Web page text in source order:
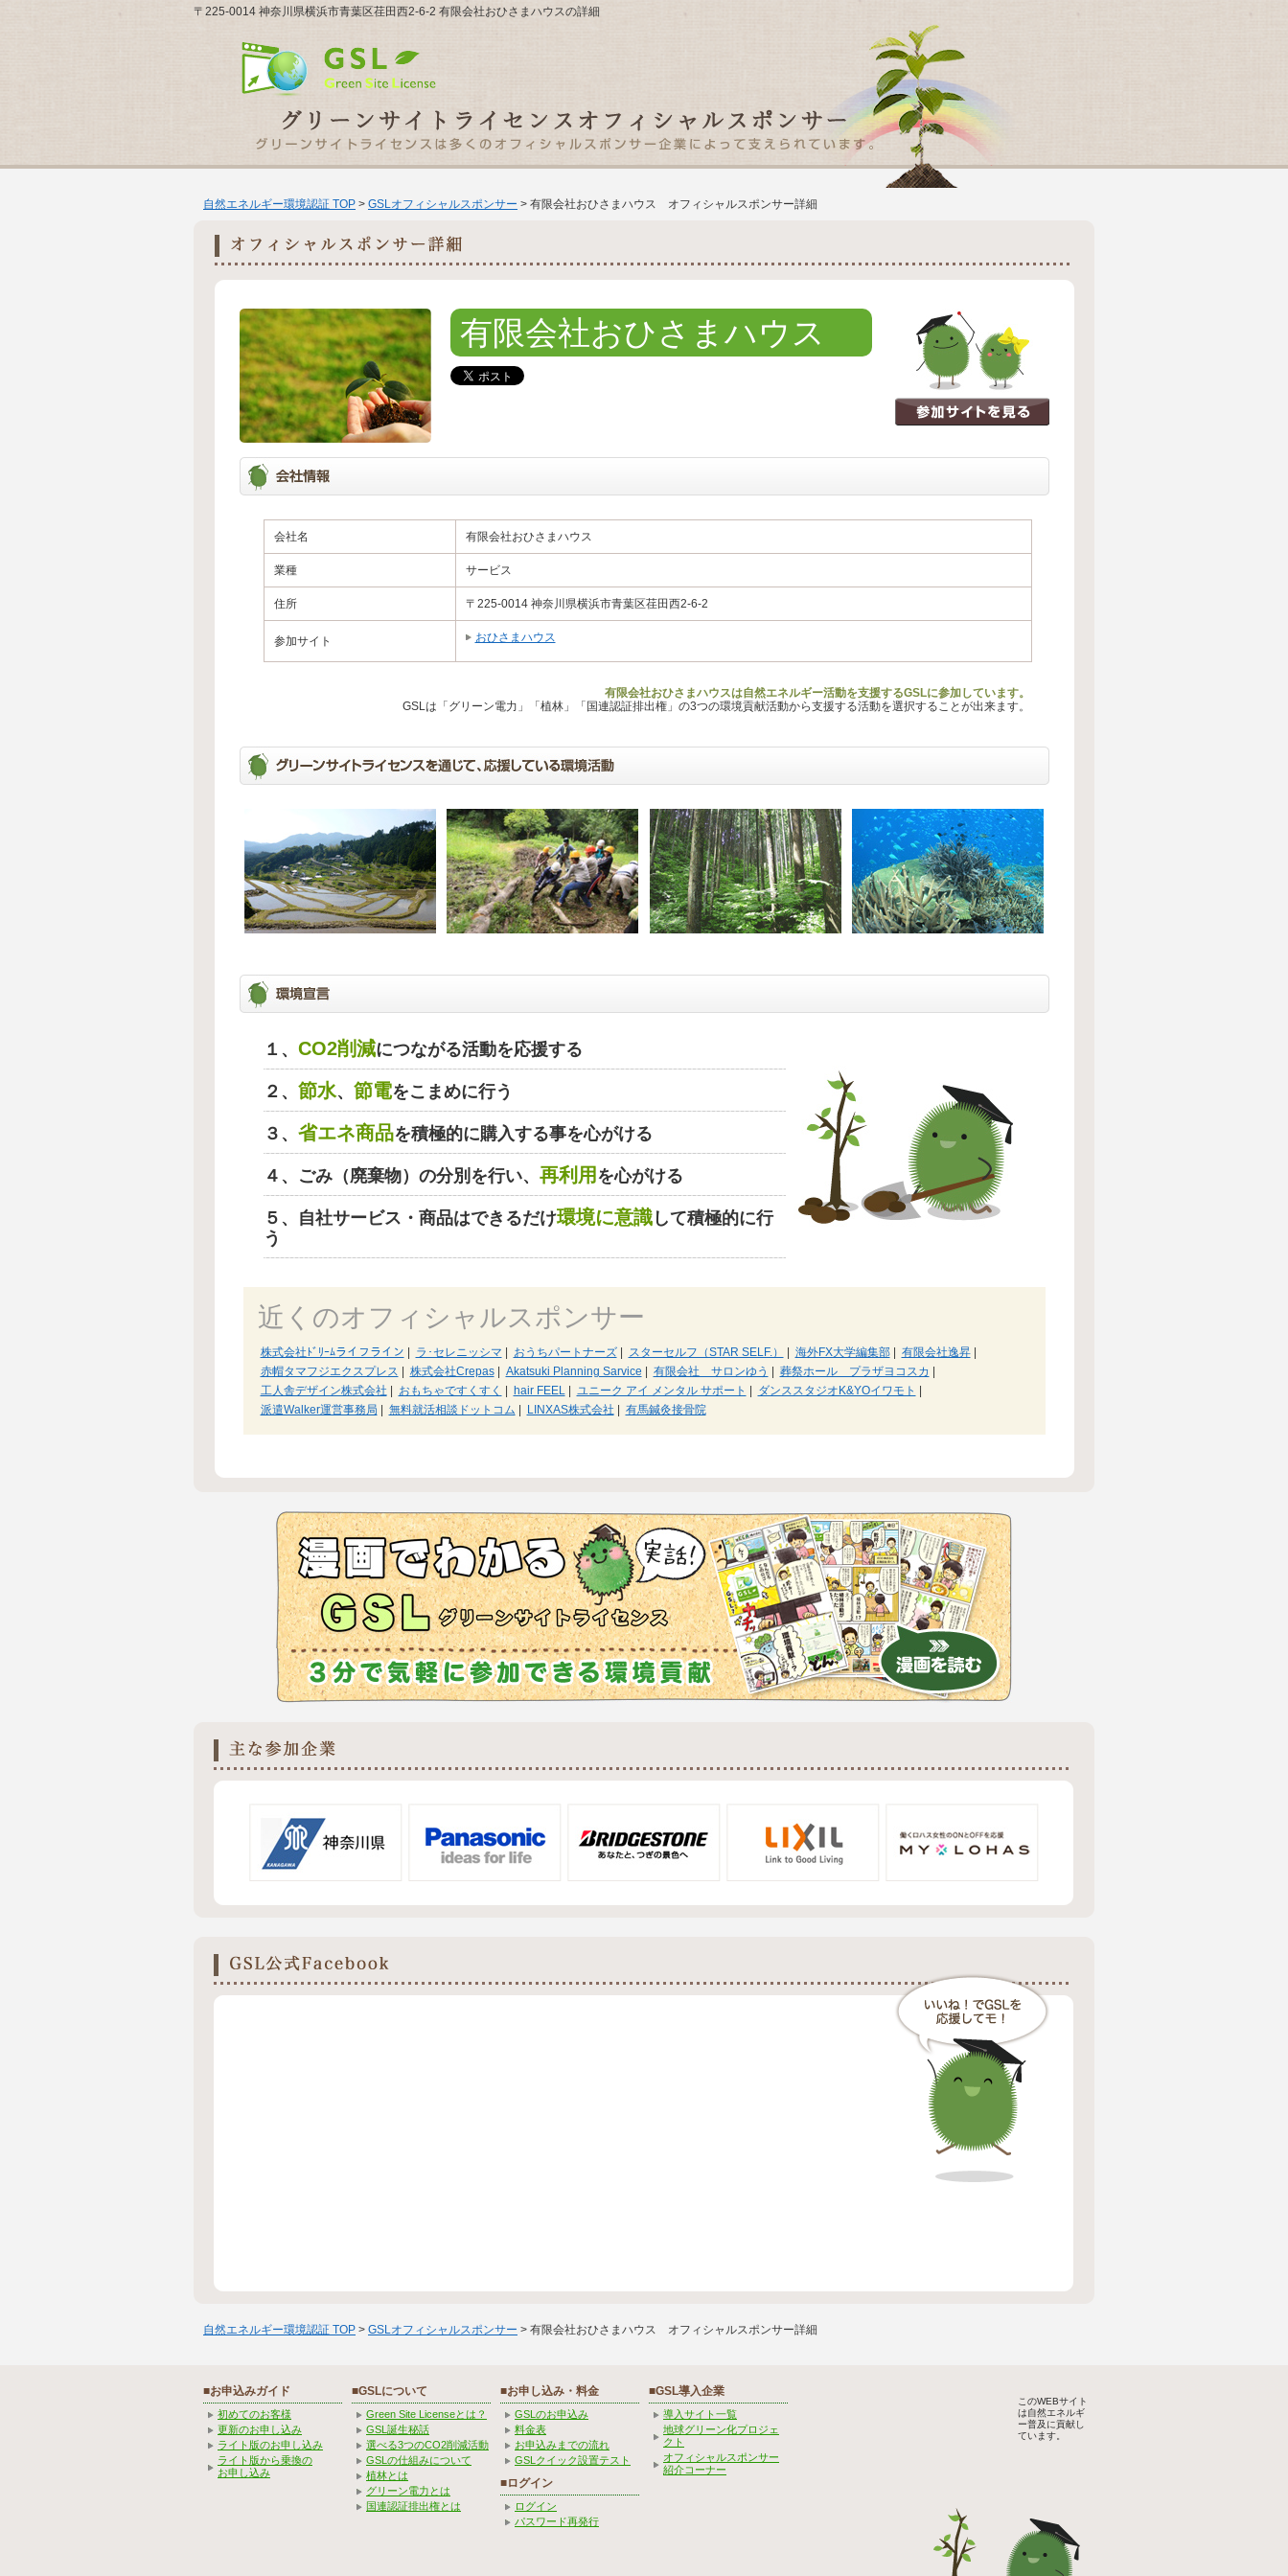
〒225-0014 神奈川県横浜市青葉区荏田西2-6-2 有限会社おひさまハウスの詳細
自然エネルギー環境認証 TOP > GSLオフィシャルスポンサー > 有限会社おひさまハウス オフィシャルスポンサー詳細
有限会社おひさまハウス
会社名 有限会社おひさまハウス
業種 サービス
住所 〒225-0014 神奈川県横浜市青葉区荏田西2-6-2
参加サイト おひさまハウス
有限会社おひさまハウスは自然エネルギー活動を支援するGSLに参加しています。
GSLは「グリーン電力」「植林」「国連認証排出権」の3つの環境貢献活動から支援する活動を選択することが出来ます。
１、 CO2削減につながる活動を応援する
２、 節水、 節電をこまめに行う
３、 省エネ商品を積極的に購入する事を心がける
４、ごみ（廃棄物）の分別を行い、 再利用 を心がける
５、自社サービス・商品はできるだけ環境に意識して積極的に行
う
近くのオフィシャルスポンサー
株式会社ﾄﾞﾘｰﾑライフライン ラ･セレニッシマ おうちパートナーズ| スターセルフ（STAR SELF.） 海外FX大学編集部| 有限会社逸昇|
赤帽タマフジエクスプレス
株式会社Crepas| Akatsuki Planning Sarvice 有限会社 サロンゆう 葬祭ホール プラザヨコスカ
工人舎デザイン株式会社
おもちゃですくすく hair FEEL| ユニーク アイ メンタル サポート ダンススタジオK&YOイワモト
派遣Walker運営事務局
無料就活相談ドットコム LINXAS株式会社 有馬鍼灸接骨院
自然エネルギー環境認証 TOP > GSLオフィシャルスポンサー > 有限会社おひさまハウス オフィシャルスポンサー詳細
■お申込みガイド
初めてのお客様
更新のお申し込み
ライト版のお申し込み
ライト版から乗換の
お申し込み
■GSLについて
Green Site Licenseとは？
GSL誕生秘話
選べる3つのCO2削減活動
GSLの仕組みについて
植林とは
グリーン電力とは
国連認証排出権とは
■お申し込み・料金
GSLのお申込み
料金表
お申込みまでの流れ
GSLクイック設置テスト
■ログイン
ログイン
パスワード再発行
■GSL導入企業
導入サイト一覧
地球グリーン化プロジェ
クト
オフィシャルスポンサー
紹介コーナー
このWEBサイト
は自然エネルギ
ー普及に貢献し
ています。